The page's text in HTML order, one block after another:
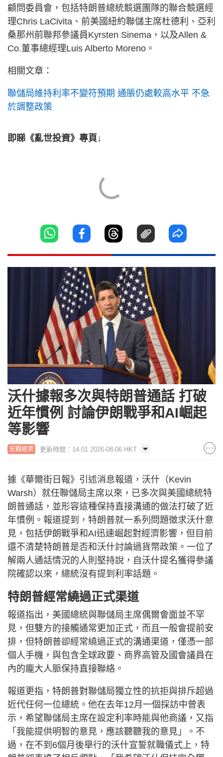
顧問委員會，包括特朗普總統競選團隊的聯合競選經
理Chris LaCivita、前美國紐約聯儲主席杜德利、亞利
桑那州前聯邦參議員Kyrsten Sinema，以及Allen &
Co.董事總經理Luis Alberto Moreno。
相關文章：
聯儲局維持利率不變符預期 通脹仍處較高水平 不急
於調整政策
即睇《亂世投資》專頁↓
沃什據報多次與特朗普通話 打破
近年慣例 討論伊朗戰爭和AI崛起
等影響
宏觀經濟 更新時間：14:01 2026-08-06 HKT
據《華爾街日報》引述消息報道，沃什（Kevin
Warsh）就任聯儲局主席以來，已多次與美國總統特
朗普通話，並形容這種保持直接溝通的做法打破了近
年慣例。報道提到，特朗普就一系列問題徵求沃什意
見，包括伊朗戰爭和AI迅速崛起對經濟影響，但目前
還不清楚特朗普是否和沃什討論過貨幣政策。一位了
解兩人通話情況的人則堅持說，自沃什提名獲得參議
院確認以來，總統沒有提到利率話題。
特朗普經常繞過正式渠道
報道指出，美國總統與聯儲局主席偶爾會面並不罕
見，但雙方的接觸通常更加正式，而且一般會提前安
排，但特朗普卻經常繞過正式的溝通渠道，僅憑一部
個人手機，與包含全球政要、商界高管及國會議員在
內的龐大人脈保持直接聯絡。
報道更指，特朗普對聯儲局獨立性的抗拒與排斥超過
近代任何一位總統。他在去年12月一個採訪中曾表
示，希望聯儲局主席在設定利率時能與他商議，又指
「我能提供明智的意見，應該聽聽我的意見」。不
過，在不到6個月後舉行的沃什宣誓就職儀式上，特